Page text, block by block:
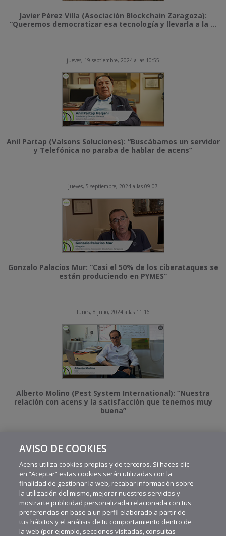
Javier Pérez Villa (Asociación Blockchain Zaragoza):
“Queremos democratizar esa tecnología y llevarla a la ...
jueves, 19 septiembre, 2024 a las 10:55
Anil Partap (Valsons Soluciones): “Buscábamos un servidor
y Telefónica no paraba de hablar de acens”
jueves, 5 septiembre, 2024 a las 09:07
Gonzalo Palacios Mur: “Casi el 50% de los ciberataques se
están produciendo en PYMES”
lunes, 8 julio, 2024 a las 11:16
Alberto Molino (Pest System International): “Nuestra
relación con acens y la satisfacción que tenemos muy
buena”
MÁS VIDEOS RECIENTES
AVISO DE COOKIES
Acens utiliza cookies propias y de terceros. Si haces clic
en “Aceptar” estas cookies serán utilizadas con la
finalidad de gestionar la web, recabar información sobre
la utilización del mismo, mejorar nuestros servicios y
mostrarte publicidad personalizada relacionada con tus
preferencias en base a un perfil elaborado a partir de
tus hábitos y el análisis de tu comportamiento dentro de
la web (por ejemplo, secciones visitadas, consultas